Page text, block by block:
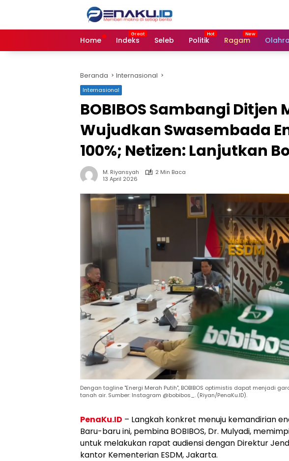
Home Indeks Seleb Politik Ragam
Beranda Internasional
Internasional
BOBIBOS Sambangi Ditjen
Wujudkan Swasembada
100%; Netizen: Lanjutkan
M. Riyansyah
2 Min Baca
13 April 2026
Dengan tagline "Energi Merah Putih", BOBIBOS optimistis dapat menjadi
tanah air. Sumber: Instagram @bobibos_. (Riyan/PenaKu.ID).
PenaKu.ID – Langkah konkret menuju kemandirian
Baru-baru ini, pembina BOBIBOS, Dr. Mulyadi,
untuk melakukan rapat audiensi dengan Direktur
kantor Kementerian ESDM, Jakarta.